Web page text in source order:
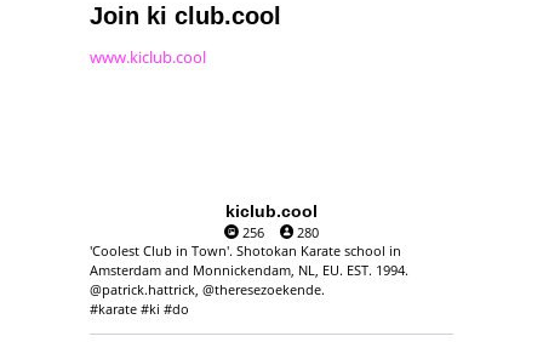
Join ki club.cool
www.kiclub.cool
kiclub.cool
256
280
'Coolest Club in Town'. Shotokan Karate school in
Amsterdam and Monnickendam, NL, EU. EST. 1994.
@patrick.hattrick, @theresezoekende.
#karate #ki #do